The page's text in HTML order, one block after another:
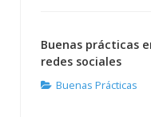
Buenas prácticas
redes sociales
Buenas Prácticas